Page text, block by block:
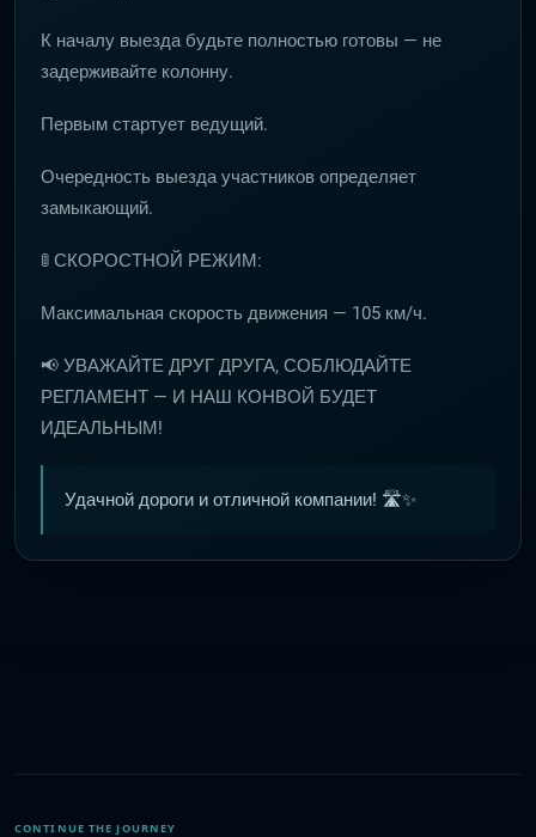
К началу выезда будьте полностью готовы — не
задерживайте колонну.
Первым стартует ведущий.
Очередность выезда участников определяет
замыкающий.
🚦 СКОРОСТНОЙ РЕЖИМ:
Максимальная скорость движения — 105 км/ч.
📢 УВАЖАЙТЕ ДРУГ ДРУГА, СОБЛЮДАЙТЕ
РЕГЛАМЕНТ — И НАШ КОНВОЙ БУДЕТ
ИДЕАЛЬНЫМ!
Удачной дороги и отличной компании! 🛣️✨
CONTINUE THE JOURNEY